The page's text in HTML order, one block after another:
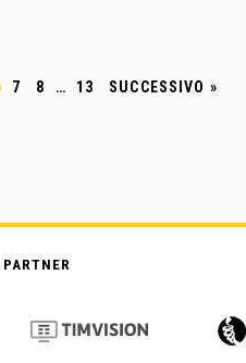
7 8 … 13 SUCCESSIVO »